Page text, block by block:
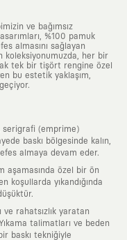
ve bağımsız
%100 pamuk
almasını sağlayan
koleksiyonumuzda, her bir
tek bir tişört rengine özel
bu estetik yaklaşım,
serigrafi (emprime)
baskı bölgesinde kalın,
almaya devam eder.
aşamasında özel bir ön
koşullarda yıkandığında
ve rahatsızlık yaratan
talimatları ve beden
baskı tekniğiyle